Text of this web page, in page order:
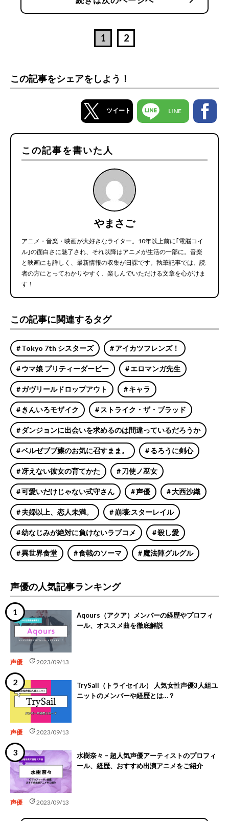
1 2
この記事をシェアをしよう！
ツイート LINE
この記事を書いた人
やまさご
アニメ・音楽・映画が大好きなライター。10年以上前に｢電脳コイ
ル｣の面白さに魅了され、それ以降はアニメが生活の一部に。音楽
と映画にも詳しく、最新情報の収集が日課です。執筆記事では、読
者の方にとってわかりやすく、楽しんでいただける文章を心がけま
す！
この記事に関連するタグ
Tokyo 7th シスターズ アイカツフレンズ！
ウマ娘 プリティーダービー エロマンガ先生
ガヴリールドロップアウト キャラ
きんいろモザイク ストライク・ザ・ブラッド
ダンジョンに出会いを求めるのは間違っているだろうか
ベルゼブブ嬢のお気に召すまま。 るろうに剣心
冴えない彼女の育てかた 刀使ノ巫女
可愛いだけじゃない式守さん 声優 大西沙織
夫婦以上、恋人未満。 崩壊:スターレイル
幼なじみが絶対に負けないラブコメ 殺し愛
異世界食堂 食戟のソーマ 魔法陣グルグル
声優の人気記事ランキング
Aqours（アクア）メンバーの経歴やプロフィ
ール、オススメ曲を徹底解説
声優 update2023/09/13
TrySail（トライセイル） 人気女性声優3人組ユ
ニットのメンバーや経歴とは…？
声優 update2023/09/13
水樹奈々 – 超人気声優アーティストのプロフィ
ール、経歴、おすすめ出演アニメをご紹介
声優 update2023/09/13